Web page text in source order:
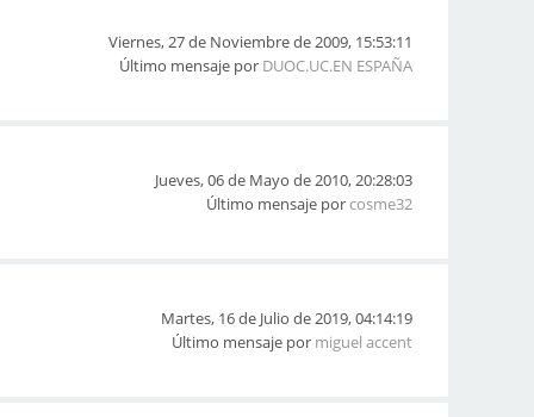
Viernes, 27 de Noviembre de 2009, 15:53:11
Último mensaje por DUOC.UC.EN ESPAÑA
Jueves, 06 de Mayo de 2010, 20:28:03
Último mensaje porcosme32
Martes, 16 de Julio de 2019, 04:14:19
Último mensaje por miguel accent